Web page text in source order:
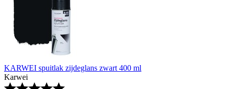
KARWEI spuitlak zijdeglans zwart 400 ml
Karwei